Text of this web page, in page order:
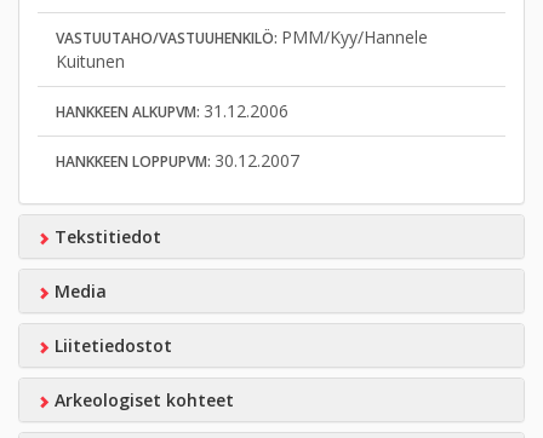
VASTUUTAHO/VASTUUHENKILÖ: PMM/Kyy/Hannele
Kuitunen
HANKKEEN ALKUPVM: 31.12.2006
HANKKEEN LOPPUPVM: 30.12.2007
Tekstitiedot
Media
Liitetiedostot
Arkeologiset kohteet